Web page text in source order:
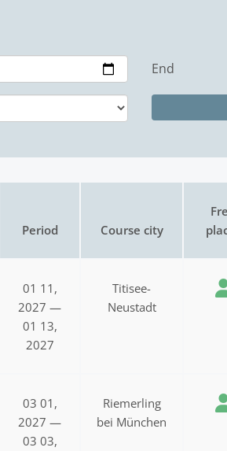
End
Period Course city
01 11,
2027 —
01 13,
2027
Titisee-
Neustadt
03 01,
2027 —
03 03,
Riemerling
bei München